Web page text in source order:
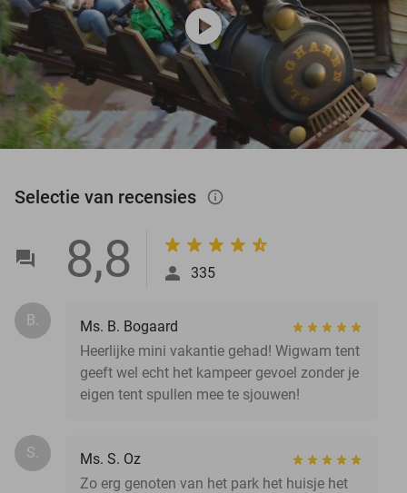
play_circle
Selectie van recensies info_outlined
8,8 335
B.
Ms. B. Bogaard
Heerlijke mini vakantie gehad! Wigwam tent
geeft wel echt het kampeer gevoel zonder je
eigen tent spullen mee te sjouwen!
S.
Ms. S. Oz
Zo erg genoten van het park het huisje het